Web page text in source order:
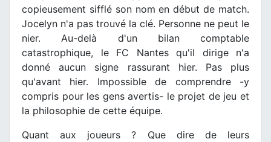
copieusement sifflé son nom en début de match.
Jocelyn n'a pas trouvé la clé. Personne ne peut le
nier. Au-delà d'un bilan comptable
catastrophique, le FC Nantes qu'il dirige n'a
donné aucun signe rassurant hier. Pas plus
qu'avant hier. Impossible de comprendre -y
compris pour les gens avertis- le projet de jeu et
la philosophie de cette équipe.
Quant aux joueurs ? Que dire de leurs